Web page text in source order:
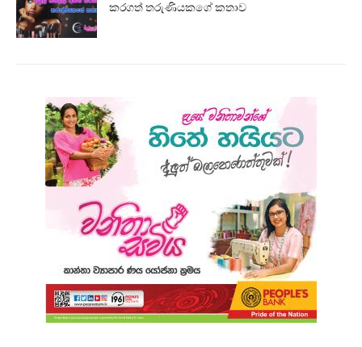
කරගත් තරුණියකගේ කතාව